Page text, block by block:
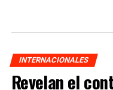
INTERNACIONALES
Revelan el